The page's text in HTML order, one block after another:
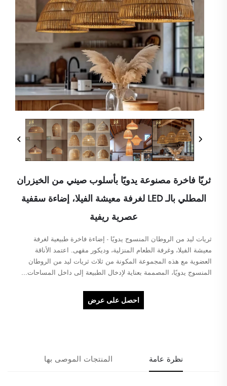
ثريّا فاخرة مصنوعة يدويًا بأسلوب صيني من الخيزران
المطلي بالـ LED لغرفة معيشة الفيلا، إضاءة سقفية
عصرية ريفية
ثريات ليد من الروطان المنسوج يدويًا - إضاءة فاخرة طبيعية لغرفة
معيشة الفيلا، وغرفة الطعام المنزلية، وديكور مقهى. اعتمد الأناقة
العضوية مع هذه المجموعة المكونة من ثلاث ثريات ليد من الروطان
المنسوج يدويًا، المصممة بعناية لإدخال الطبيعة إلى داخل المساحات...
احصل على عرض
نظرة عامة المنتجات الموصى بها